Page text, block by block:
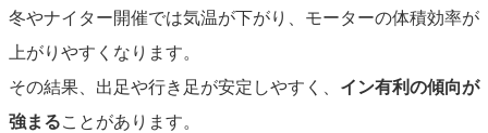
冬やナイター開催では気温が下がり、モーターの体積効率が
上がりやすくなります。
その結果、出足や行き足が安定しやすく、 イン有利の傾向が
強まることがあります。